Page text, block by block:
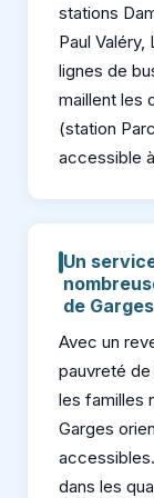
stations
Paul
lignes de
maillent les
(station
accessible
Un
de Garges
Avec un
pauvreté
les familles
Garges
dans les